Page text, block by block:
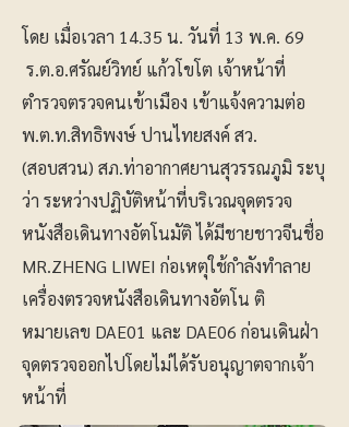
โดย เมื่อเวลา 14.35 น. วันที่ 13 พ.ค. 69
ร.ต.อ.ศรัณย์วิทย์ แก้วโขโต เจ้าหน้าที่
ตำรวจตรวจคนเข้าเมือง เข้าแจ้งความต่อ
พ.ต.ท.สิทธิพงษ์ ปานไทยสงค์ สว.
(สอบสวน) สภ.ท่าอากาศยานสุวรรณภูมิ ระบุ
ว่า ระหว่างปฏิบัติหน้าที่บริเวณจุดตรวจ
หนังสือเดินทางอัตโนมัติ ได้มีชายชาวจีนชื่อ
MR.ZHENG LIWEI ก่อเหตุใช้กำลังทำลาย
เครื่องตรวจหนังสือเดินทางอัตโน ติ
หมายเลข DAE01 และ DAE06 ก่อนเดินฝ่า
จุดตรวจออกไปโดยไม่ได้รับอนุญาตจากเจ้า
หน้าที่